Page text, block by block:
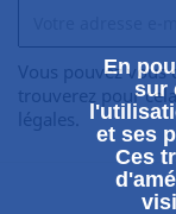
Vous pouvez
trouverez pour
légales.
En
sur
et ses
Ces